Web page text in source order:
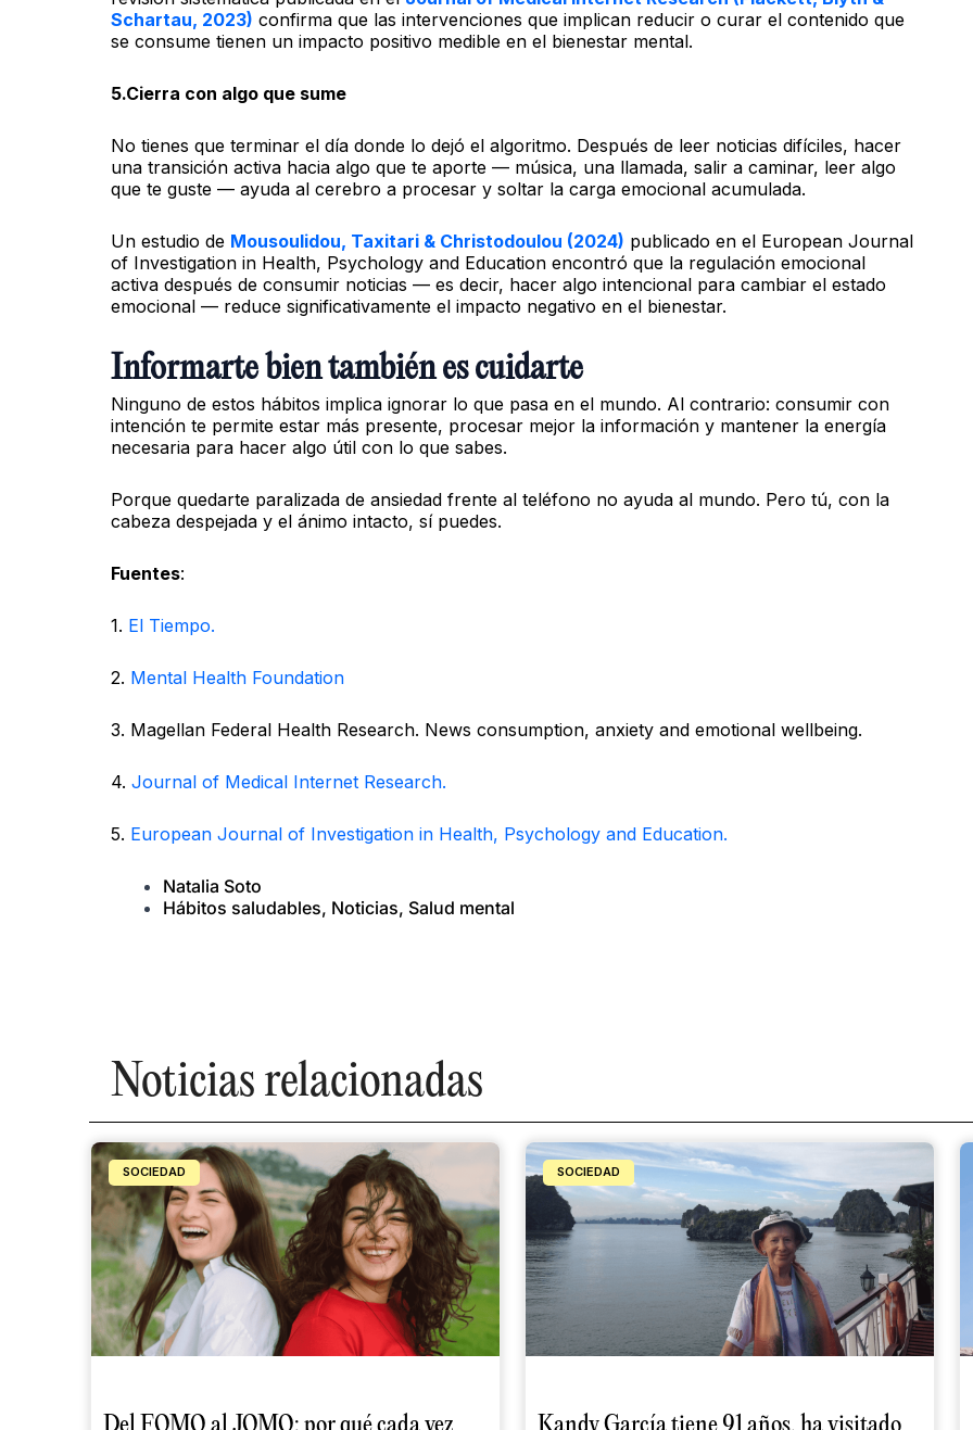
Schartau, 2023) confirma que las intervenciones que implican reducir o curar el contenido que
se consume tienen un impacto positivo medible en el bienestar mental.
5.Cierra con algo que sume
No tienes que terminar el día donde lo dejó el algoritmo. Después de leer noticias difíciles, hacer
una transición activa hacia algo que te aporte — música, una llamada, salir a caminar, leer algo
que te guste — ayuda al cerebro a procesar y soltar la carga emocional acumulada.
Un estudio de Mousoulidou, Taxitari & Christodoulou (2024) publicado en el European Journal
of Investigation in Health, Psychology and Education encontró que la regulación emocional
activa después de consumir noticias — es decir, hacer algo intencional para cambiar el estado
emocional — reduce significativamente el impacto negativo en el bienestar.
Informarte bien también es cuidarte
Ninguno de estos hábitos implica ignorar lo que pasa en el mundo. Al contrario: consumir con
intención te permite estar más presente, procesar mejor la información y mantener la energía
necesaria para hacer algo útil con lo que sabes.
Porque quedarte paralizada de ansiedad frente al teléfono no ayuda al mundo. Pero tú, con la
cabeza despejada y el ánimo intacto, sí puedes.
Fuentes:
1. El Tiempo.
2. Mental Health Foundation
3. Magellan Federal Health Research. News consumption, anxiety and emotional wellbeing.
4. Journal of Medical Internet Research.
5. European Journal of Investigation in Health, Psychology and Education.
Natalia Soto
Hábitos saludables, Noticias, Salud mental
Noticias relacionadas
SOCIEDAD SOCIEDAD